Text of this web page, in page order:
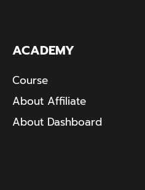
ACADEMY
Course
About Affiliate
About Dashboard